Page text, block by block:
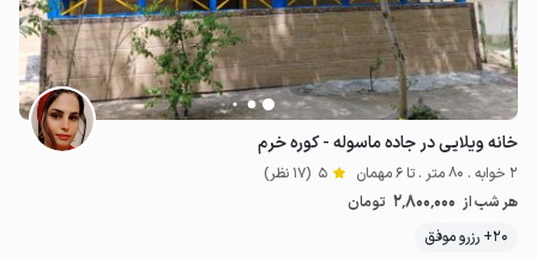
خانه ویلایی در جاده ماسوله - کوره خرم
2 خوابه . 80 متر . تا 6 مهمان 5 (17 نظر)
هر شب از 2٬800٬000 تومان
20+ رزرو موفق